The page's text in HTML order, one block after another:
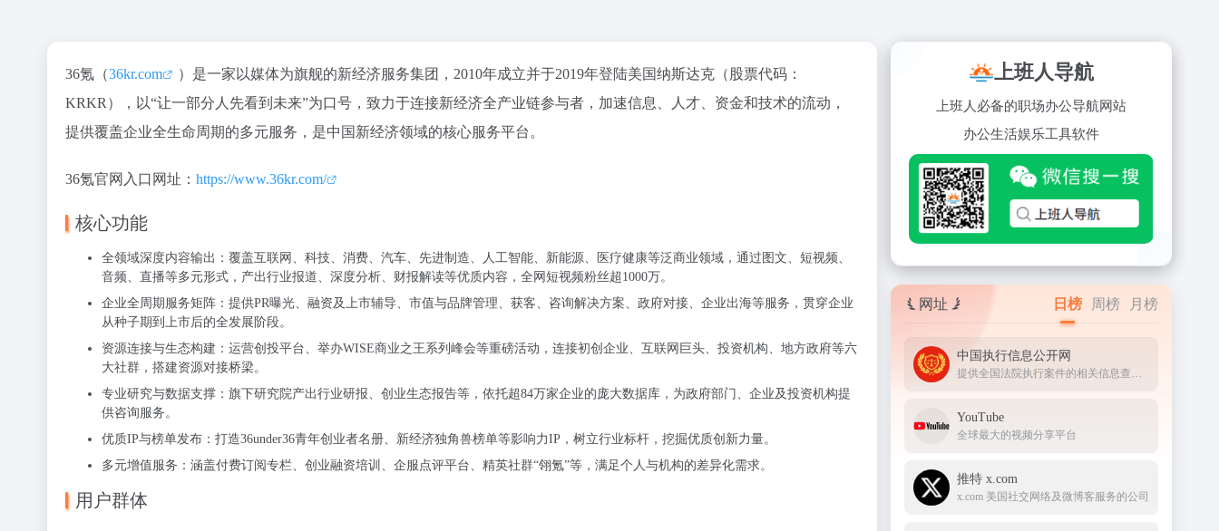
36氪（36kr.com
）是一家以媒体为旗舰的新经济服务集团，2010年成立并于2019年登陆美国纳斯达克（股票代码：
KRKR），以“让一部分人先看到未来”为口号，致力于连接新经济全产业链参与者，加速信息、人才、资金和技术的流动，
提供覆盖企业全生命周期的多元服务，是中国新经济领域的核心服务平台。
36氪官网入口网址： https://www.36kr.com/
核心功能
全领域深度内容输出：覆盖互联网、科技、消费、汽车、先进制造、人工智能、新能源、医疗健康等泛商业领域，通过图文、短视频、
音频、直播等多元形式，产出行业报道、深度分析、财报解读等优质内容，全网短视频粉丝超1000万。
企业全周期服务矩阵：提供PR曝光、融资及上市辅导、市值与品牌管理、获客、咨询解决方案、政府对接、企业出海等服务，贯穿企业
从种子期到上市后的全发展阶段。
资源连接与生态构建：运营创投平台、举办WISE商业之王系列峰会等重磅活动，连接初创企业、互联网巨头、投资机构、地方政府等六
大社群，搭建资源对接桥梁。
专业研究与数据支撑：旗下研究院产出行业研报、创业生态报告等，依托超84万家企业的庞大数据库，为政府部门、企业及投资机构提
供咨询服务。
优质IP与榜单发布：打造36under36青年创业者名册、新经济独角兽榜单等影响力IP，树立行业标杆，挖掘优质创新力量。
多元增值服务：涵盖付费订阅专栏、创业融资培训、企服点评平台、精英社群“翎氪”等，满足个人与机构的差异化需求。
用户群体
上班人导航
上班人必备的职场办公导航网站
办公生活娱乐工具软件
网址 日榜 周榜 月榜
中国执行信息公开网
提供全国法院执行案件的相关信息查询服务
YouTube
全球最大的视频分享平台
推特 x.com
x.com 美国社交网络及微博客服务的公司